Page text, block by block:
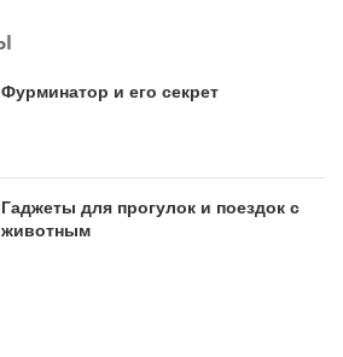
Фурминатор и его секрет
Гаджеты для прогулок и поездок с
животным